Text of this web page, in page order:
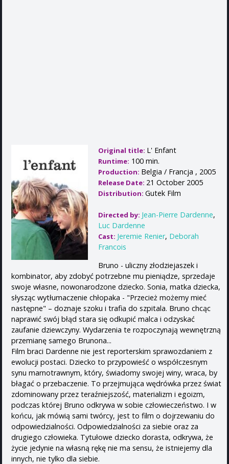
Original title: L' Enfant
Runtime: 100 min.
Production: Belgia / Francja , 2005
Release Date: 21 October 2005
Distribution: Gutek Film
Directed by: Jean-Pierre Dardenne,
Luc Dardenne
Cast: Jeremie Renier, Deborah
Francois
Bruno - uliczny złodziejaszek i
kombinator, aby zdobyć potrzebne mu pieniądze, sprzedaje
swoje własne, nowonarodzone dziecko. Sonia, matka dziecka,
słysząc wytłumaczenie chłopaka - "Przecież możemy mieć
następne" – doznaje szoku i trafia do szpitala. Bruno chcąc
naprawić swój błąd stara się odkupić malca i odzyskać
zaufanie dziewczyny. Wydarzenia te rozpoczynają wewnętrzną
przemianę samego Brunona...
Film braci Dardenne nie jest reporterskim sprawozdaniem z
ewolucji postaci. Dziecko to przypowieść o współczesnym
synu marnotrawnym, który, świadomy swojej winy, wraca, by
błagać o przebaczenie. To przejmująca wędrówka przez świat
zdominowany przez teraźniejszość, materializm i egoizm,
podczas której Bruno odkrywa w sobie człowieczeństwo. I w
końcu, jak mówią sami twórcy, jest to film o dojrzewaniu do
odpowiedzialności. Odpowiedzialności za siebie oraz za
drugiego człowieka. Tytułowe dziecko dorasta, odkrywa, że
życie jedynie na własną rękę nie ma sensu, że istniejemy dla
innych, nie tylko dla siebie.